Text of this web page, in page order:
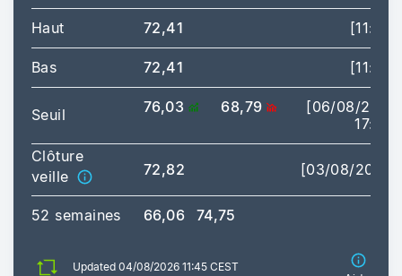
Haut 72,41 [11:45]
Bas 72,41 [11:45]
Seuil 76,03 68,79
[06/08/2026
17:35]
Clôture
veille
72,82 [03/08/2026]
52 semaines 66,06 74,75
Updated 04/08/2026 11:45 CEST